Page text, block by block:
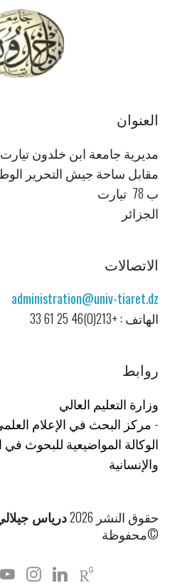
العنوان
مديرية جامعة ابن خلدون تيارت
مقابل ساحة جيش التحرير
ب 78 تيارت
الجزائر
الاتصالات
administration@univ-tiaret.dz
الهاتف : +213(0)46 25 61 33
روابط
وزارة التعليم العالي
مركز البحث في الإعلام -
الوكالة المواضيعية للبحوث في
والإنسانية
حقوق النشر 2026 درياس
محفوظة©